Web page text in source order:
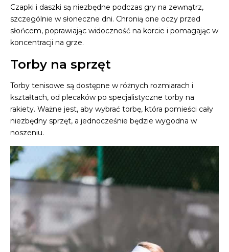
Czapki i daszki są niezbędne podczas gry na zewnątrz,
szczególnie w słoneczne dni. Chronią one oczy przed
słońcem, poprawiając widoczność na korcie i pomagając w
koncentracji na grze.
Torby na sprzęt
Torby tenisowe są dostępne w różnych rozmiarach i
kształtach, od plecaków po specjalistyczne torby na
rakiety. Ważne jest, aby wybrać torbę, która pomieści cały
niezbędny sprzęt, a jednocześnie będzie wygodna w
noszeniu.